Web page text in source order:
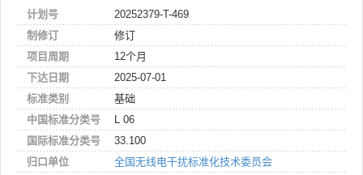
计划号
20252379-T-469
制修订
修订
项目周期
12个月
下达日期
2025-07-01
标准类别
基础
中国标准分类号
L 06
国际标准分类号
33.100
归口单位
全国无线电干扰标准化技术委员会